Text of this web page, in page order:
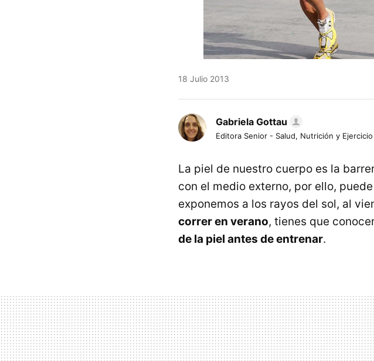
18 Julio 2013
Gabriela Gottau
Editora Senior - Salud, Nutrición y Ejercicio
La piel de nuestro cuerpo es la
con el medio externo, por ello,
exponemos a los rayos del sol, al
correr en verano, tienes que
de la piel antes de entrenar.